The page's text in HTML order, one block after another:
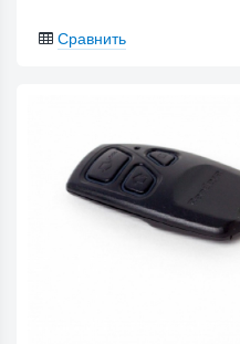
Сравнить